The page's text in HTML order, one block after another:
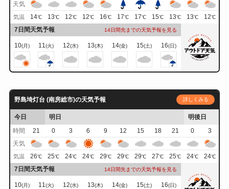
天気
気温 14℃ 13℃ 12℃ 12℃ 16℃ 17℃ 17℃ 15℃ 13℃ 13℃ 12℃
7日間天気予報 14日間先までの天気予報を見る
10(月) 11(火) 12(水) 13(木) 14(金) 15(土) 16(日)
野島埼灯台 (南房総市)の天気予報 詳しくみる
今日 明日
明後日
時間
21 0 3 6 9 12 15 18 21 0
3
天気
気温 26℃ 25℃ 24℃ 24℃ 29℃ 29℃ 29℃ 27℃ 25℃ 24℃ 24℃
7日間天気予報 14日間先までの天気予報を見る
10(月) 11(火) 12(水) 13(木) 14(金) 15(土) 16(日)